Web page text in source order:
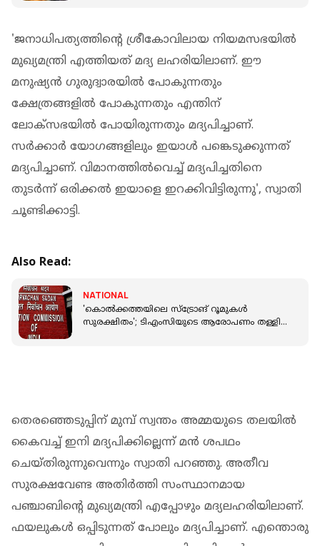
'ജനാധിപത്യത്തിന്റെ ശ്രീകോവിലായ നിയമസഭയിൽ
മുഖ്യമന്ത്രി എത്തിയത് മദ്യ ലഹരിയിലാണ്. ഈ
മനുഷ്യൻ ഗുരുദ്വാരയിൽ പോകുന്നതും
ക്ഷേത്രങ്ങളിൽ പോകുന്നതും എന്തിന്
ലോക്സഭയിൽ പോയിരുന്നതും മദ്യപിച്ചാണ്.
സർക്കാർ യോഗങ്ങളിലും ഇയാൾ പങ്കെടുക്കുന്നത്
മദ്യപിച്ചാണ്. വിമാനത്തിൽവെച്ച് മദ്യപിച്ചതിനെ
തുടർന്ന് ഒരിക്കൽ ഇയാളെ ഇറക്കിവിട്ടിരുന്നു', സ്വാതി
ചൂണ്ടിക്കാട്ടി.
Also Read:
NATIONAL
'കൊൽക്കത്തയിലെ സ്ട്രോങ് റൂമുകൾ
സുരക്ഷിതം'; ടിഎംസിയുടെ ആരോപണം തള്ളി
തെരഞ്ഞെടുപ്പിന് മുമ്പ് സ്വന്തം അമ്മയുടെ തലയിൽ
കൈവച്ച് ഇനി മദ്യപിക്കില്ലെന്ന് മൻ ശപഥം
ചെയ്തിരുന്നുവെന്നും സ്വാതി പറഞ്ഞു. അതീവ
സുരക്ഷവേണ്ട അതിർത്തി സംസ്ഥാനമായ
പഞ്ചാബിന്റെ മുഖ്യമന്ത്രി എപ്പോഴും മദ്യലഹരിയിലാണ്.
ഫയലുകൾ ഒപ്പിടുന്നത് പോലും മദ്യപിച്ചാണ്. എന്തൊരു